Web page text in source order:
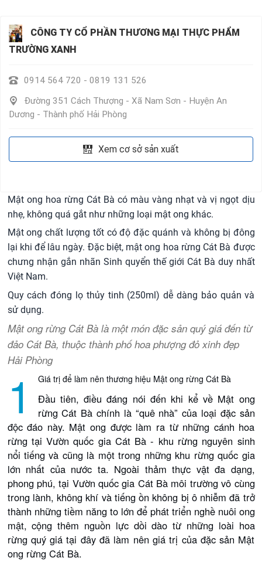
CÔNG TY CỔ PHẦN THƯƠNG MẠI THỰC PHẨM
TRƯỜNG XANH
0914 564 720 - 0819 131 526
Đường 351 Cách Thượng - Xã Nam Sơn - Huyện An
Dương - Thành phố Hải Phòng
Xem cơ sở sản xuất
Mật ong hoa rừng Cát Bà có màu vàng nhạt và vị ngọt dịu
nhẹ, không quá gắt như những loại mật ong khác.
Mật ong chất lượng tốt có độ đặc quánh và không bị đông
lại khi để lâu ngày. Đặc biệt, mật ong hoa rừng Cát Bà được
chưng nhận gắn nhãn Sinh quyển thế giới Cát Bà duy nhất
Việt Nam.
Quy cách đóng lọ thủy tinh (250ml) dễ dàng bảo quản và
sử dụng.
Mật ong rừng Cát Bà là một món đặc sản quý giá đến từ
đảo Cát Bà, thuộc thành phố hoa phượng đỏ xinh đẹp
Hải Phòng
1 Giá trị để làm nên thương hiệu Mật ong rừng Cát Bà
Đầu tiên, điều đáng nói đến khi kể về Mật ong
rừng Cát Bà chính là “quê nhà” của loại đặc sản
độc đáo này. Mật ong được làm ra từ những cánh hoa
rừng tại Vườn quốc gia Cát Bà - khu rừng nguyên sinh
nổi tiếng và cũng là một trong những khu rừng quốc gia
lớn nhất của nước ta. Ngoài thảm thực vật đa dạng,
phong phú, tại Vườn quốc gia Cát Bà môi trường vô cùng
trong lành, không khí và tiếng ồn không bị ô nhiễm đã trở
thành những tiềm năng to lớn để phát triển nghề nuôi ong
mật, cộng thêm nguồn lực dồi dào từ những loài hoa
rừng quý giá tại đây đã làm nên giá trị của đặc sản Mật
ong rừng Cát Bà.